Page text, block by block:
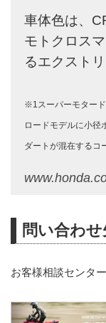
車体色は、
モトクロス
るエクスト
※1スーパーモター
ロードモデルに小径
ダートが混在するコ
問い合わせ
お客様相談センタ